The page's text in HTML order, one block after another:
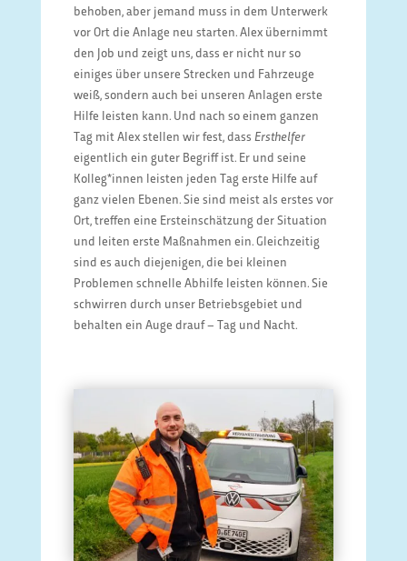
behoben, aber jemand muss in dem Unterwerk
vor Ort die Anlage neu starten. Alex übernimmt
den Job und zeigt uns, dass er nicht nur so
einiges über unsere Strecken und Fahrzeuge
weiß, sondern auch bei unseren Anlagen erste
Hilfe leisten kann. Und nach so einem ganzen
Tag mit Alex stellen wir fest, dass Ersthelfer
eigentlich ein guter Begriff ist. Er und seine
Kolleg*innen leisten jeden Tag erste Hilfe auf
ganz vielen Ebenen. Sie sind meist als erstes vor
Ort, treffen eine Ersteinschätzung der Situation
und leiten erste Maßnahmen ein. Gleichzeitig
sind es auch diejenigen, die bei kleinen
Problemen schnelle Abhilfe leisten können. Sie
schwirren durch unser Betriebsgebiet und
behalten ein Auge drauf – Tag und Nacht.